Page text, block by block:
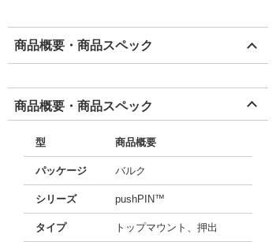
商品概要・商品スペック
商品概要・商品スペック
型 商品概要
パッケージ バルク
シリーズ pushPIN™
タイプ トップマウント、押出